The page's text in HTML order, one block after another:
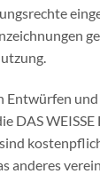
Entwürfen
DAS WEISSE
anderes